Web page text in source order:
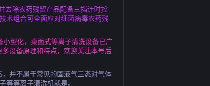
去除农药残留产品配备三挡计时控
术组合可全面应对细菌病毒农药残
型化，桌面式等离子清洗设备已广
设备原理和特点，欢迎关注本号后
并不属于常见的固液气三态对气体
等离子清洗机就是。